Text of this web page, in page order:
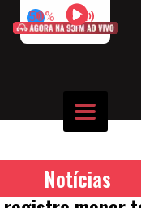
50%
Notícias